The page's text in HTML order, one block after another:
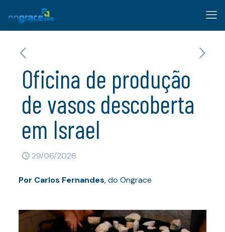
Oficina de produção
de vasos descoberta
em Israel
29/06/2026
Por Carlos Fernandes, do Ongrace